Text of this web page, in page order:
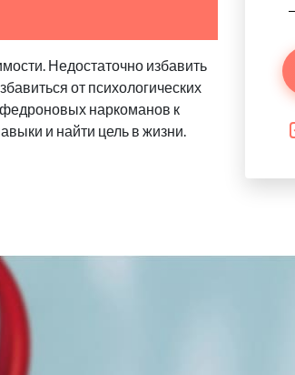
Недостаточно избавить
от психологических
наркоманов к
и найти цель в жизни.